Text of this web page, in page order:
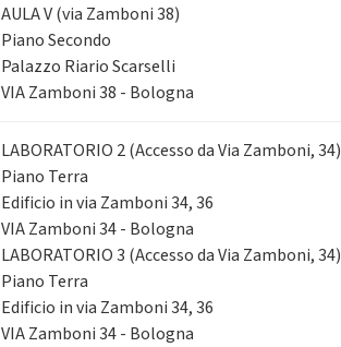
AULA V (via Zamboni 38)
Piano Secondo
Palazzo Riario Scarselli
VIA Zamboni 38 - Bologna
LABORATORIO 2 (Accesso da Via Zamboni, 34)
Piano Terra
Edificio in via Zamboni 34, 36
VIA Zamboni 34 - Bologna
LABORATORIO 3 (Accesso da Via Zamboni, 34)
Piano Terra
Edificio in via Zamboni 34, 36
VIA Zamboni 34 - Bologna